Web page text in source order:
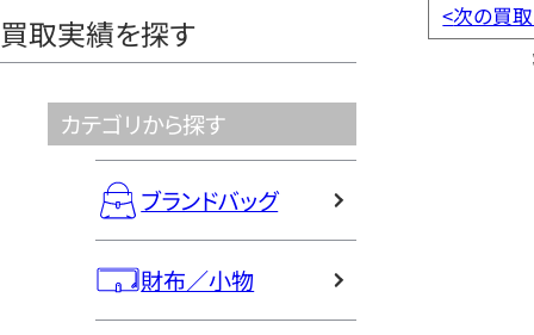
買取実績を探す
カテゴリから探す
ブランドバッグ
財布／小物
<次の買